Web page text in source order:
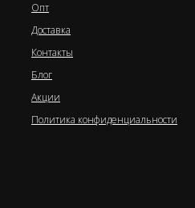
Опт
Доставка
Контакты
Блог
Акции
Политика конфиденциальности